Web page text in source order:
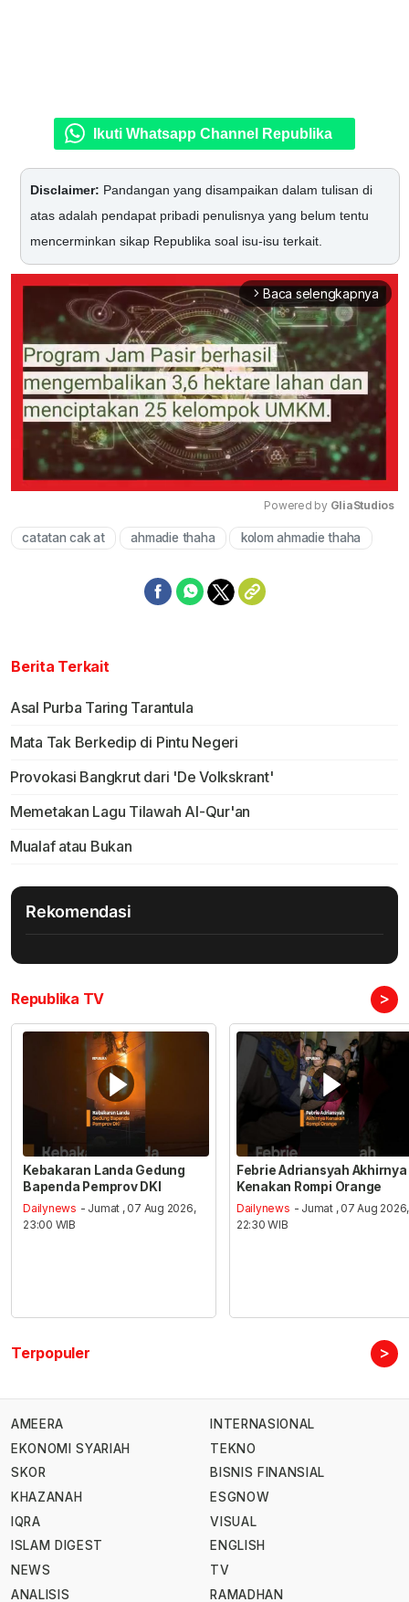
Ikuti Whatsapp Channel Republika
Disclaimer: Pandangan yang disampaikan dalam tulisan di
atas adalah pendapat pribadi penulisnya yang belum tentu
mencerminkan sikap Republika soal isu-isu terkait.
arrow_forward_ios Baca selengkapnya
Mute
Powered by GliaStudios
catatan cak at ahmadie thaha kolom ahmadie thaha
Berita Terkait
Asal Purba Taring Tarantula
Mata Tak Berkedip di Pintu Negeri
Provokasi Bangkrut dari 'De Volkskrant'
Memetakan Lagu Tilawah Al-Qur'an
Mualaf atau Bukan
Rekomendasi
Republika TV >
Kebakaran Landa Gedung
Bapenda Pemprov DKI
Dailynews - Jumat , 07 Aug 2026,
23:00 WIB
Febrie Adriansyah Akhirnya
Kenakan Rompi Orange
Dailynews - Jumat , 07 Aug 2026,
22:30 WIB
Terpopuler >
AMEERA
EKONOMI SYARIAH
SKOR
KHAZANAH
IQRA
ISLAM DIGEST
NEWS
ANALISIS
INTERNASIONAL
TEKNO
BISNIS FINANSIAL
ESGNOW
VISUAL
ENGLISH
TV
RAMADHAN